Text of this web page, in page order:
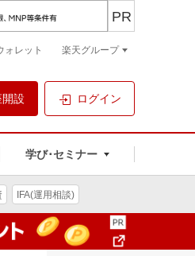
開設 ログイン
学び･セミナー
PR
ォレット 楽天グループ
IFA(運用相談)